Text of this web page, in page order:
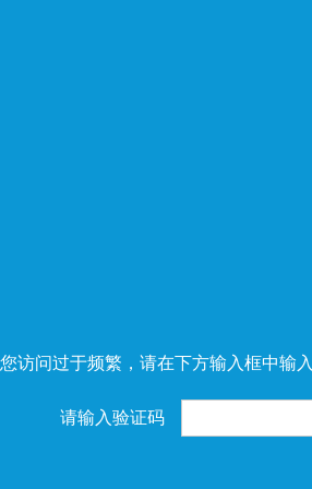
访问过于频繁，请在下方输入框中输入
请输入验证码